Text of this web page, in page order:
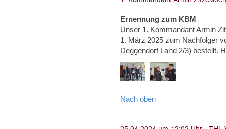
Ernennung zum KBM
Unser 1. Kommandant Armin
1. März 2025 zum Nachfolger
Deggendorf Land 2/3) bestellt.
Nach oben